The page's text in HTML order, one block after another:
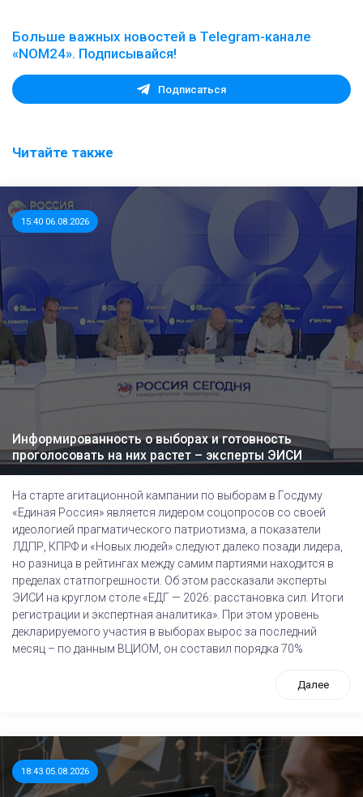
Больше важных новостей в Telegram-канале
«NOM24». Подписывайся!
Подписаться
Читайте также
15:40 06.08.2026
Информированность о выборах и готовность
проголосовать на них растет – эксперты ЭИСИ
На старте агитационной кампании по выборам в Госдуму
«Единая Россия» является лидером соцопросов со своей
идеологией прагматического патриотизма, а показатели
ЛДПР, КПРФ и «Новых людей» следуют далеко позади лидера,
но разница в рейтингах между самим партиями находится в
пределах статпогрешности. Об этом рассказали эксперты
ЭИСИ на круглом столе «ЕДГ — 2026: расстановка сил. Итоги
регистрации и экспертная аналитика». При этом уровень
декларируемого участия в выборах вырос за последний
месяц – по данным ВЦИОМ, он составил порядка 70%
Далее
18:43 05.08.2026